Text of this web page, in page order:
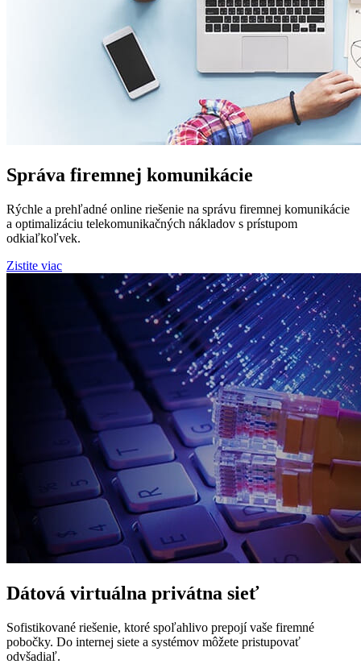
Správa firemnej komunikácie
Rýchle a prehľadné online riešenie na správu firemnej komunikácie
a optimalizáciu telekomunikačných nákladov s prístupom
odkiaľkoľvek.
Zistite viac
Dátová virtuálna privátna sieť
Sofistikované riešenie, ktoré spoľahlivo prepojí vaše firemné
pobočky. Do internej siete a systémov môžete pristupovať
odvšadiaľ.